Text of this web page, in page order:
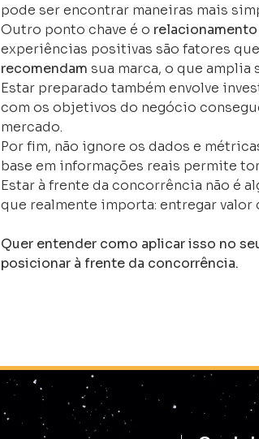
pode ser encontrar maneiras mais
Outro ponto chave é o relacionamento
experiências positivas são fatores
recomendam sua marca, o que amplia
Estar preparado também envolve
com os objetivos do negócio
mercado.
Por fim, não ignore os dados e
base em informações reais permite
Estar à frente da concorrência não é
que realmente importa: entregar
Quer entender como aplicar isso no
posicionar à frente da concorrência.